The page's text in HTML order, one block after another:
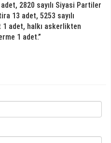
2820 sayılı Siyasi Partiler
13 adet, 5253 sayılı
1 adet, halkı askerlikten
1 adet.”